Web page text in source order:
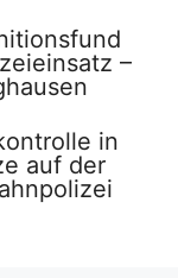
–
in
auf der